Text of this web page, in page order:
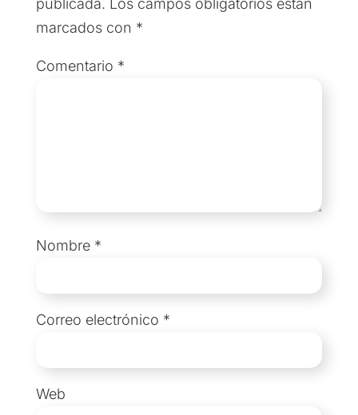
marcados con *
Comentario *
Nombre *
Correo electrónico *
Web